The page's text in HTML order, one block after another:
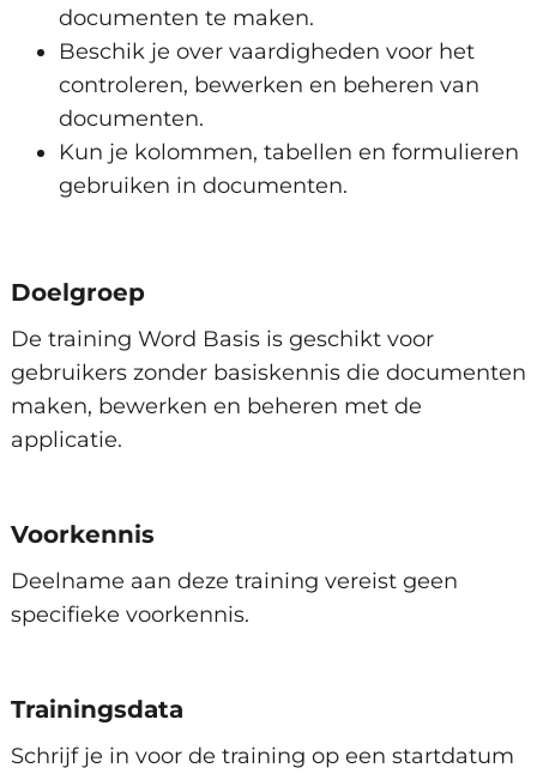
Alinea’s opmaken
Documenten opmaken
Controleren, bewerken & beheren
Opsommingstekens
Kop- en voettekst
Objecten
Tekstkolommen invoeren en verdelen
Foto’s of andere objecten invoegen
documenten te maken.
Beschik je over vaardigheden voor het
controleren, bewerken en beheren van
documenten.
Kun je kolommen, tabellen en formulieren
gebruiken in documenten.
Doelgroep
De training Word Basis is geschikt voor
gebruikers zonder basiskennis die documenten
maken, bewerken en beheren met de
applicatie.
Voorkennis
Deelname aan deze training vereist geen
specifieke voorkennis.
Trainingsdata
Schrijf je in voor de training op een startdatum